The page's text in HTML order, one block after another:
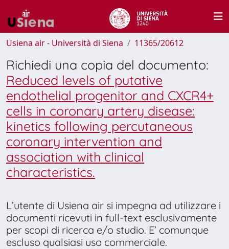
Usiena air - Università di Siena 11365/20612
Richiedi una copia del documento:
Reduced levels of putative
endothelial progenitor and CXCR4+
cells in coronary artery disease:
kinetics following percutaneous
coronary intervention and
association with clinical
characteristics.
L’utente di Usiena air si impegna ad utilizzare i
documenti ricevuti in full-text esclusivamente
per scopi di ricerca e/o studio. E’ comunque
escluso qualsiasi uso commerciale.